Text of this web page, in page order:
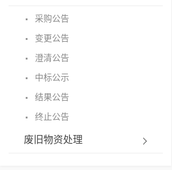
采购公告
变更公告
澄清公告
中标公示
结果公告
终止公告
废旧物资处理